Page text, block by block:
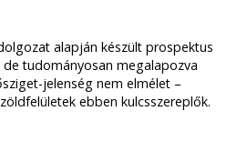
alapján készült prospektus
tudományosan megalapozva
jelenség nem elmélet –
ebben kulcsszereplők.